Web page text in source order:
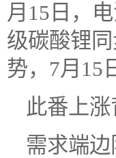
月15日，
级碳酸锂
势，7月15
此番上涨
需求端